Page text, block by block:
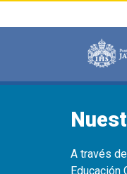
A través
Educación